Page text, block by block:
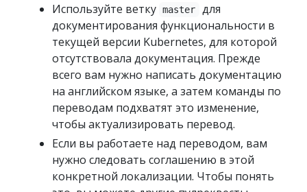
Используйте ветку master
для
документирования функциональности в
текущей версии Kubernetes, для которой
отсутствовала документация. Прежде
всего вам нужно написать документацию
на английском языке, а затем команды по
переводам подхватят это изменение,
чтобы актуализировать перевод.
Если вы работаете над переводом, вам
нужно следовать соглашению в этой
конкретной локализации. Чтобы понять